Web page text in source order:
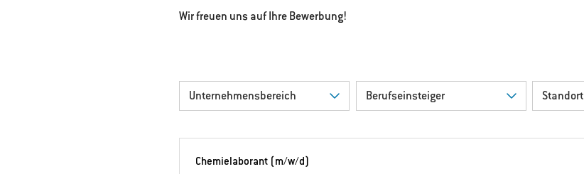
Wir freuen uns auf Ihre Bewerbung!
Unternehmensbereich Berufseinsteiger Standort
Chemielaborant (m/w/d)